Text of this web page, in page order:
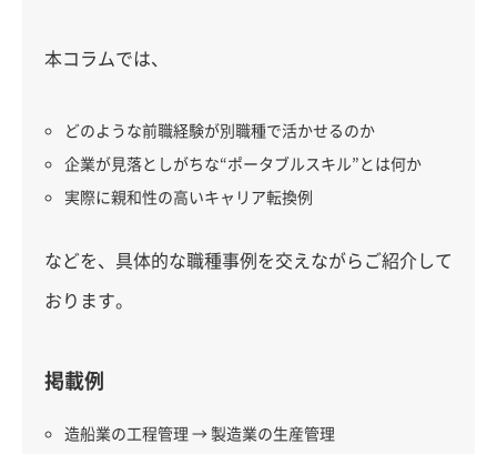
本コラムでは、
どのような前職経験が別職種で活かせるのか
企業が見落としがちな“ポータブルスキル”とは何か
実際に親和性の高いキャリア転換例
などを、具体的な職種事例を交えながらご紹介して
おります。
掲載例
造船業の工程管理 → 製造業の生産管理